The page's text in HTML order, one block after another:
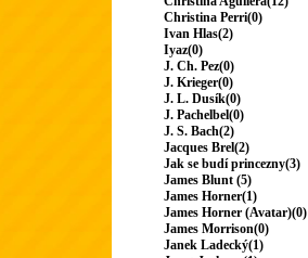
Christina Perri(0)
Ivan Hlas(2)
Iyaz(0)
J. Ch. Pez(0)
J. Krieger(0)
J. L. Dusík(0)
J. Pachelbel(0)
J. S. Bach(2)
Jacques Brel(2)
Jak se budí princezny(3)
James Blunt (5)
James Horner(1)
James Horner (Avatar)(0)
James Morrison(0)
Janek Ladecký(1)